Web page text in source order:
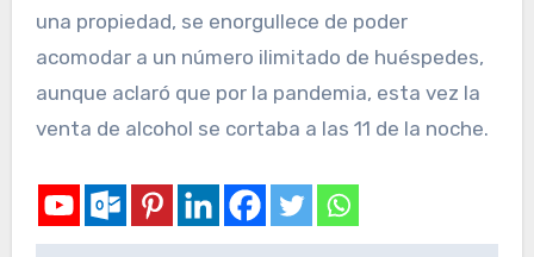
una propiedad, se enorgullece de poder
acomodar a un número ilimitado de huéspedes,
aunque aclaró que por la pandemia, esta vez la
venta de alcohol se cortaba a las 11 de la noche.